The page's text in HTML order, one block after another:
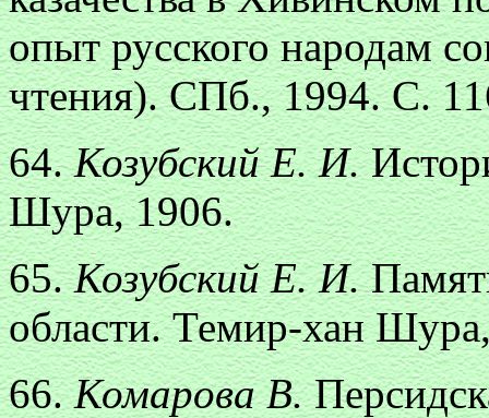
опыт русского народам
чтения). СПб., 1994. С.
64.Козубский Е. И.
Шура, 1906.
65.Козубский Е. И.
области. Темир-хан
66.Комарова В.